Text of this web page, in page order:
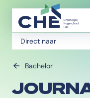
Direct naar
Bachelor